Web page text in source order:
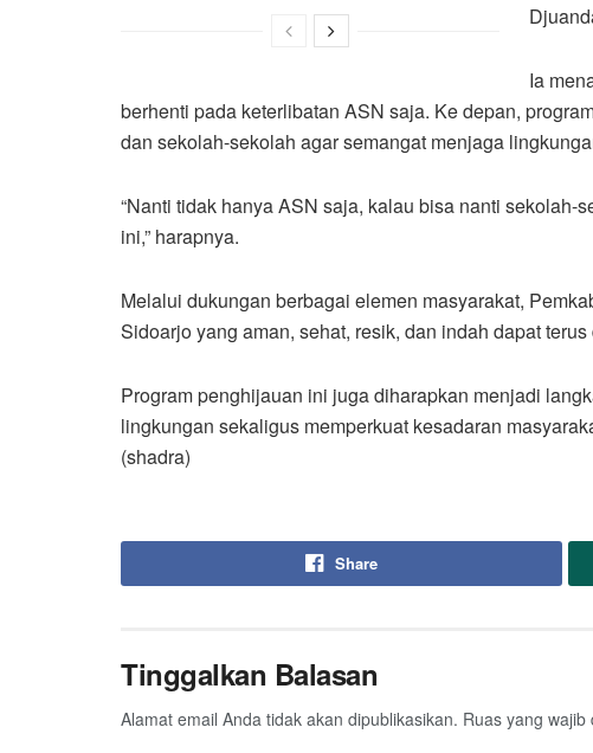
Ia
berhenti pada keterlibatan ASN saja. Ke depan,
dan sekolah-sekolah agar semangat menjaga
“Nanti tidak hanya ASN saja, kalau bisa nanti
ini,” harapnya.
Melalui dukungan berbagai elemen masyarakat,
Sidoarjo yang aman, sehat, resik, dan indah dapat
Program penghijauan ini juga diharapkan menjadi
lingkungan sekaligus memperkuat kesadaran
(shadra)
Share
Tinggalkan Balasan
Alamat email Anda tidak akan dipublikasikan. Ruas yang wajib